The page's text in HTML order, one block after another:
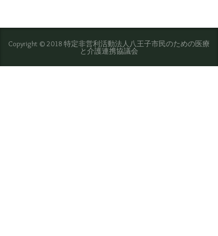
Copyright © 2018 特定非営利活動法人八王子市民のための医療
と介護連携協議会